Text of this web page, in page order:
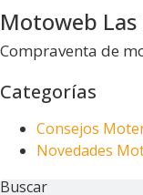
Motoweb Las
Compraventa de
Categorías
Consejos
Novedades
Buscar